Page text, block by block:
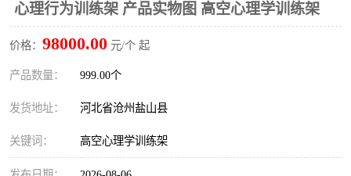
心理行为训练架 产品实物图 高空心理学训练架
价格： 98000.00 元/个 起
产品数量： 999.00个
发货地址： 河北省沧州盐山县
关键词： 高空心理学训练架